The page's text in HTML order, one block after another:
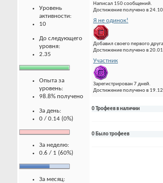
Уровень
активности:
10
До следующего
уровня:
2.35
Опыта за
уровень:
98.8% получено
За день:
0 / 0.14 (0%)
За неделю:
0.6 / 1 (60%)
За месяц:
Написал 150 сообщений.
Достижение получено в
Я не одинок!
Добавил своего первого
Достижение получено в
Участник
Зарегистрирован 7 дней.
Достижение получено в
0 Трофеев в наличии
0 Было трофеев